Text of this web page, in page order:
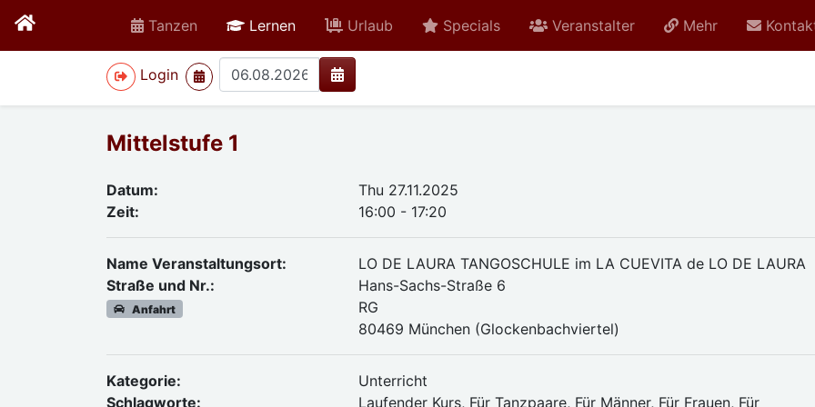
Tanzen Lernenactive Urlaub Specials Veranstalter Mehr
Login
>
Mittelstufe 1
Datum:
Thu 27.11.2025
Zeit:
16:00 - 17:20
Name Veranstaltungsort:
LO DE LAURA TANGOSCHULE im LA CUEVITA de LO DE LAURA
Straße und Nr.:
Anfahrt
Hans-Sachs-Straße 6
RG
80469 München (Glockenbachviertel)
Kategorie:
Unterricht
Schlagworte:
Laufender Kurs, Für Tanzpaare, Für Männer, Für Frauen, Für